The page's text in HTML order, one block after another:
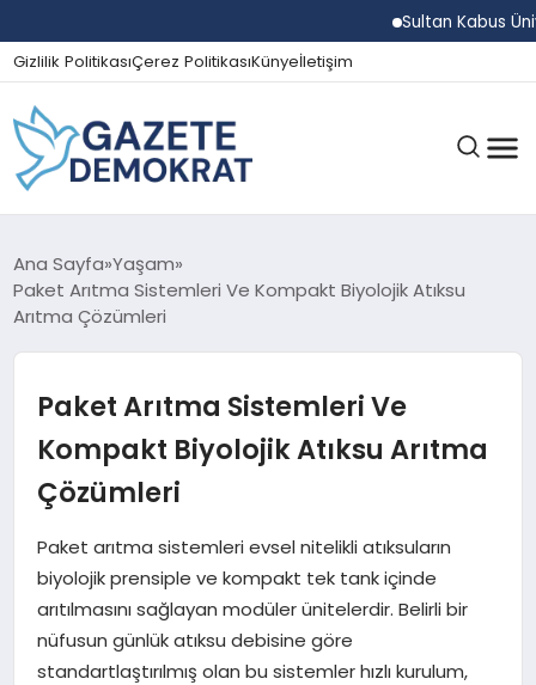
Sultan Kabus
Gizlilik PolitikasıÇerez PolitikasıKünyeİletişim
GÜNDEM
EKONOMI
SPOR
SAĞLIK
Ana Sayfa Yaşam
Paket Arıtma Sistemleri Ve Kompakt Biyolojik Atıksu
Arıtma Çözümleri
Paket Arıtma Sistemleri Ve
Kompakt Biyolojik Atıksu Arıtma
Çözümleri
Paket arıtma sistemleri evsel nitelikli atıksuların
biyolojik prensiple ve kompakt tek tank içinde
arıtılmasını sağlayan modüler ünitelerdir. Belirli bir
nüfusun günlük atıksu debisine göre
standartlaştırılmış olan bu sistemler hızlı kurulum,